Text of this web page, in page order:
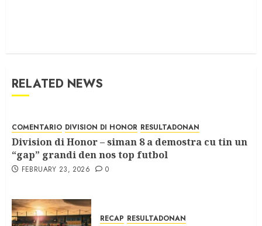
RELATED NEWS
COMENTARIO DIVISION DI HONOR RESULTADONAN
Division di Honor – siman 8 a demostra cu tin un
“gap” grandi den nos top futbol
FEBRUARY 23, 2026 0
RECAP RESULTADONAN